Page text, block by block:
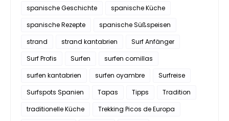
spanische Geschichte
spanische Küche
spanische Rezepte
spanische Süßspeisen
strand
strand kantabrien
Surf Anfänger
Surf Profis
Surfen
surfen comillas
surfen kantabrien
surfen oyambre
Surfreise
Surfspots Spanien
Tapas Tipps
Tradition
traditionelle Küche
Trekking Picos de Europa